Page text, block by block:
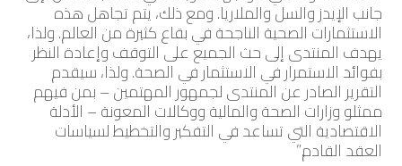
جانب الإيدز والسل والملاريا. ومع ذلك، يتم تجاهل هذه
الاستثمارات الصحية الناجحة في بقاع كثيرة من العالم. ولذا،
يهدف المنتدى إلى حث الجميع على التوقف وإعادة النظر
بفوائد الاستمرار في الاستثمار في الصحة. ولذا، سيقدم
التقرير الصادر عن المنتدى لجمهور المهتمين – بمن فيهم
ممثلو وزارات الصحة والمالية ووكالات المعونة – الأدلة
الاقتصادية التي تساعد في التفكير والتخطيط لسياسات
العقد القادم.”